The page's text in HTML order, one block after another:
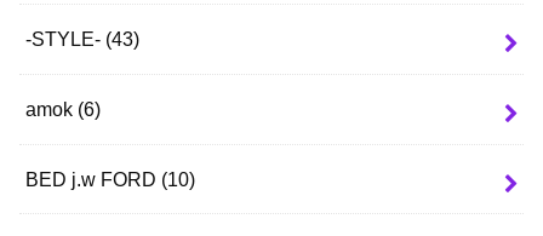
-STYLE- (43)
amok (6)
BED j.w FORD (10)